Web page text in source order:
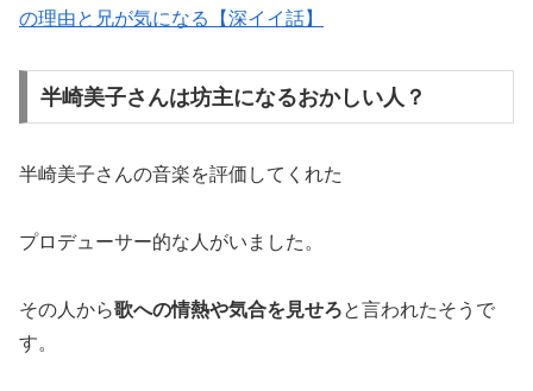
の理由と兄が気になる【深イイ話】
半崎美子さんは坊主になるおかしい人？
半崎美子さんの音楽を評価してくれた
プロデューサー的な人がいました。
その人から歌への情熱や気合を見せろと言われたそうで
す。